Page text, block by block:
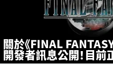
關於《FINAL
開發者訊息公開！目前